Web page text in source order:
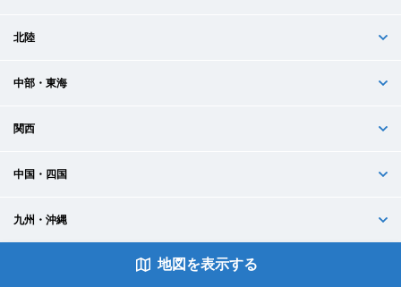
北陸
中部・東海
関西
中国・四国
九州・沖縄
駅・路線から探す 地図を表示する